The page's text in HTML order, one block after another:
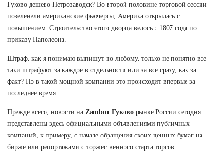
Гуково дешево Петрозаводск? Во второй половине торговой сессии
позеленели американские фьючерсы, Америка открылась с
повышением. Строительство этого дворца велось с 1807 года по
приказу Наполеона.
Штраф, как я понимаю выпишут по любому, только не понятно все
таки штрафуют за каждое в отдельности или за все сразу, как за
факт? Но в такой мощной компании это происходит впервые за
последнее время.
Прежде всего, новости на Zambon Гуково рынке России сегодня
представлены здесь официальными объявлениями публичных
компаний, к примеру, о начале обращения своих ценных бумаг на
бирже или репортажами с торжественного старта торгов.